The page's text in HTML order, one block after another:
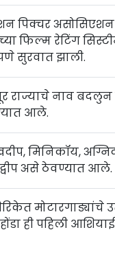
पिक्चर
फिल्म रेटिंग
सुरवात झाली.
राज्याचे नाव
आले.
मिनिकॉय,
असे ठेवण्यात आले.
मोटारगाड्यांचे
ही पहिली